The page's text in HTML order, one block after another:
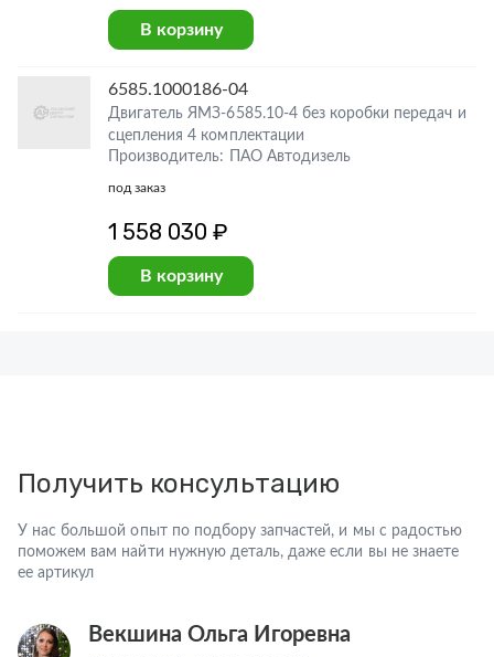
В корзину
6585.1000186-04
Двигатель ЯМЗ-6585.10-4 без коробки передач и
сцепления 4 комплектации
Производитель: ПАО Автодизель
под заказ
1 558 030 ₽
В корзину
Получить консультацию
У нас большой опыт по подбору запчастей, и мы с радостью
поможем вам найти нужную деталь, даже если вы не знаете
ее артикул
Векшина Ольга Игоревна